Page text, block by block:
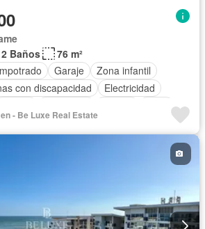
2 Baños
76 m²
Garaje
Zona infantil
con discapacidad
Electricidad
- Be Luxe Real Estate